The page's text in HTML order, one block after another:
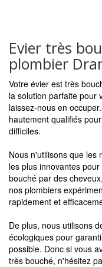
Evier très
plombier
Votre évier est très
la solution parfaite pour
laissez-nous en
hautement qualifiés
difficiles.
Nous n'utilisons que les
les plus innovantes
bouché par des
nos plombiers
rapidement et
De plus, nous utilisons
écologiques pour
possible. Donc si vous
très bouché, n'hésitez